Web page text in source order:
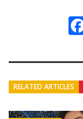
RELATED ARTICLES